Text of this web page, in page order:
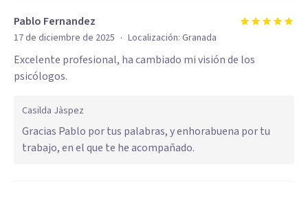
Pablo Fernandez
17 de diciembre de 2025 · Localización: Granada
Excelente profesional, ha cambiado mi visión de los
psicólogos.
Casilda Jàspez
Gracias Pablo por tus palabras, y enhorabuena por tu
trabajo, en el que te he acompañado.